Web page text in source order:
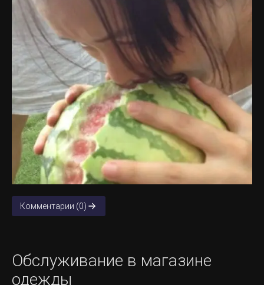
Комментарии (0)
Обслуживание в магазине
одежды